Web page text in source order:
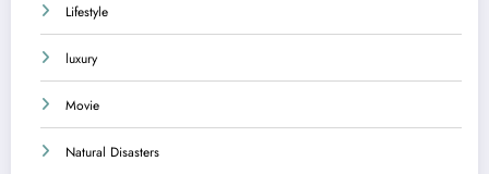
Lifestyle
luxury
Movie
Natural Disasters